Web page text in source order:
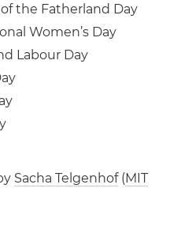
the Fatherland Day
Women’s Day
Labour Day
Sacha Telgenhof(MIT